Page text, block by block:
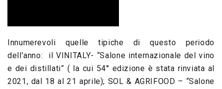
Innumerevoli quelle tipiche di questo periodo
dell’anno: il VINITALY- “Salone internazionale del vino
e dei distillati” ( la cui 54° edizione è stata rinviata al
2021, dal 18 al 21 aprile); SOL & AGRIFOOD – “Salone